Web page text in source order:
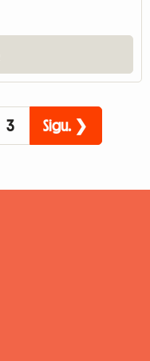
3 Sigu. ❯